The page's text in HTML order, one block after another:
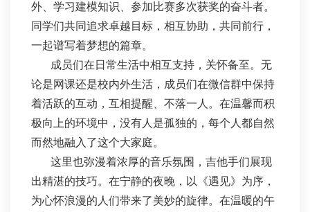
外、学习建模知识、参加比赛多次获奖的奋斗者。
同学们共同追求卓越目标，相互协助，共同前行，
一起谱写着梦想的篇章。
成员们在日常生活中相互支持，关怀备至。无
论是网课还是校内外生活，成员们在微信群中保持
着活跃的互动，互相提醒、不落一人。在温馨而积
极向上的环境中，没有人是孤独的，每个人都自然
而然地融入了这个大家庭。
这里也弥漫着浓厚的音乐氛围，吉他手们展现
出精湛的技巧。在宁静的夜晚，以《遇见》为序，
为心怀浪漫的人们带来了美妙的旋律。在温暖的午